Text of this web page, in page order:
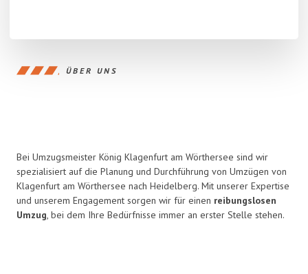
ÜBER UNS
Bei Umzugsmeister König Klagenfurt am Wörthersee sind wir
spezialisiert auf die Planung und Durchführung von Umzügen von
Klagenfurt am Wörthersee nach Heidelberg. Mit unserer Expertise
und unserem Engagement sorgen wir für einen reibungslosen
Umzug, bei dem Ihre Bedürfnisse immer an erster Stelle stehen.